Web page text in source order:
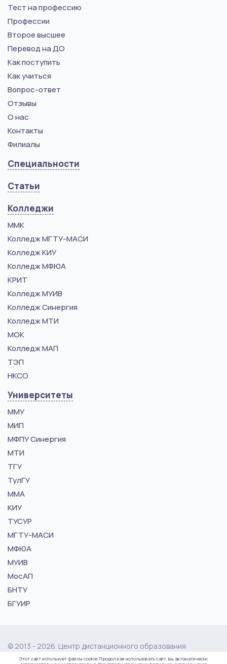
Тест на профессию
Профессии
Второе высшее
Перевод на ДО
Как поступить
Как учиться
Вопрос-ответ
Отзывы
О нас
Контакты
Филиалы
Специальности
Статьи
Колледжи
ММК
Колледж МГТУ-МАСИ
Колледж КИУ
Колледж МФЮА
КРИТ
Колледж МУИВ
Колледж Синергия
Колледж МТИ
МОК
Колледж МАП
ТЭП
НКСО
Университеты
ММУ
МИП
МФПУ Синергия
МТИ
ТГУ
ТулГУ
ММА
КИУ
ТУСУР
МГТУ-МАСИ
МФЮА
МУИВ
МосАП
БНТУ
БГУИР
© 2013 - 2026. Центр дистанционного образования
Этот сайт использует файлы cookie. Продолжая использовать сайт, вы автоматически